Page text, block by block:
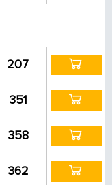
207
351
358
362